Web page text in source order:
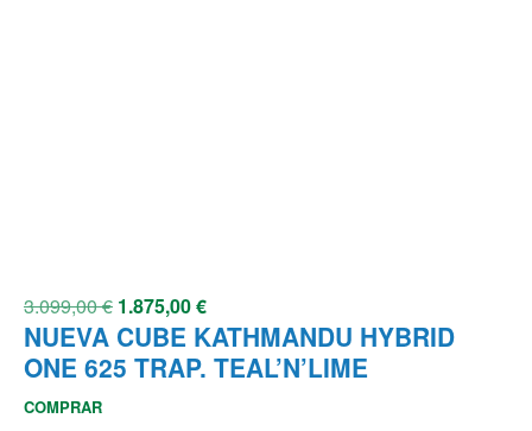
3.099,00€ 1.875,00€
NUEVA CUBE KATHMANDU HYBRID
ONE 625 TRAP. TEAL’N’LIME
COMPRAR